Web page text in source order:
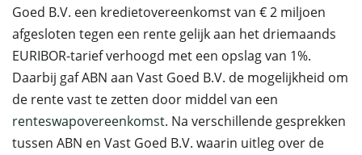
Goed B.V. een kredietovereenkomst van € 2 miljoen
afgesloten tegen een rente gelijk aan het driemaands
EURIBOR-tarief verhoogd met een opslag van 1%.
Daarbij gaf ABN aan Vast Goed B.V. de mogelijkheid om
de rente vast te zetten door middel van een
renteswapovereenkomst. Na verschillende gesprekken
tussen ABN en Vast Goed B.V. waarin uitleg over de